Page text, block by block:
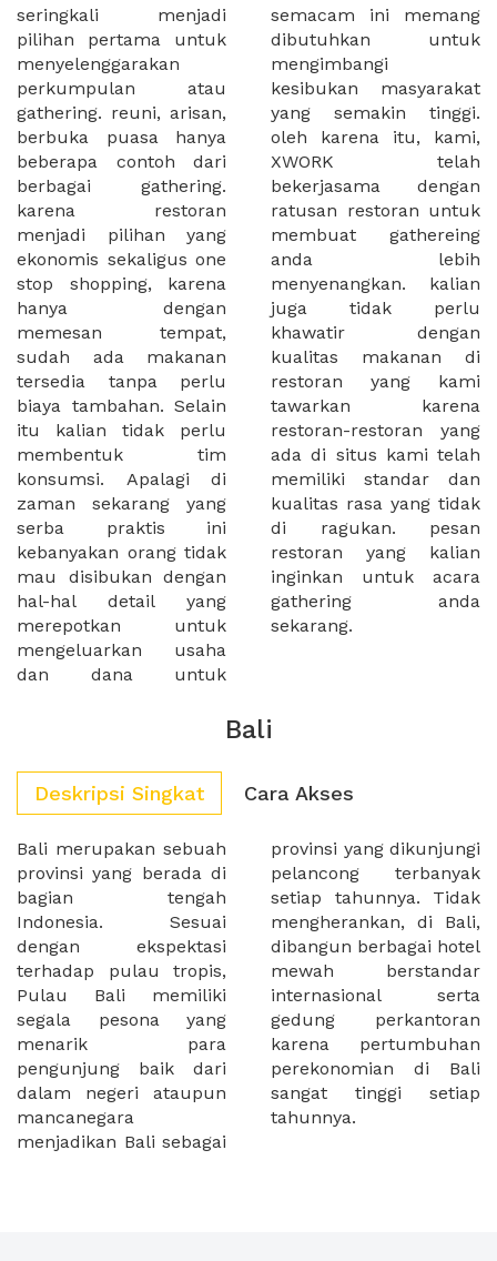
seringkali menjadi
pilihan pertama untuk
menyelenggarakan
perkumpulan atau
gathering. reuni, arisan,
berbuka puasa hanya
beberapa contoh dari
berbagai gathering.
karena restoran
menjadi pilihan yang
ekonomis sekaligus one
stop shopping, karena
hanya dengan
memesan tempat,
sudah ada makanan
tersedia tanpa perlu
biaya tambahan. Selain
itu kalian tidak perlu
membentuk tim
konsumsi. Apalagi di
zaman sekarang yang
serba praktis ini
kebanyakan orang tidak
mau disibukan dengan
hal-hal detail yang
merepotkan untuk
mengeluarkan usaha
dan dana untuk
semacam ini memang
dibutuhkan untuk
mengimbangi
kesibukan masyarakat
yang semakin tinggi.
oleh karena itu, kami,
XWORK telah
bekerjasama dengan
ratusan restoran untuk
membuat gathereing
anda lebih
menyenangkan. kalian
juga tidak perlu
khawatir dengan
kualitas makanan di
restoran yang kami
tawarkan karena
restoran-restoran yang
ada di situs kami telah
memiliki standar dan
kualitas rasa yang tidak
di ragukan. pesan
restoran yang kalian
inginkan untuk acara
gathering anda
sekarang.
Bali
Deskripsi Singkat Cara Akses
Bali merupakan sebuah
provinsi yang berada di
bagian tengah
Indonesia. Sesuai
dengan ekspektasi
terhadap pulau tropis,
Pulau Bali memiliki
segala pesona yang
menarik para
pengunjung baik dari
dalam negeri ataupun
mancanegara
menjadikan Bali sebagai
provinsi yang dikunjungi
pelancong terbanyak
setiap tahunnya. Tidak
mengherankan, di Bali,
dibangun berbagai hotel
mewah berstandar
internasional serta
gedung perkantoran
karena pertumbuhan
perekonomian di Bali
sangat tinggi setiap
tahunnya.